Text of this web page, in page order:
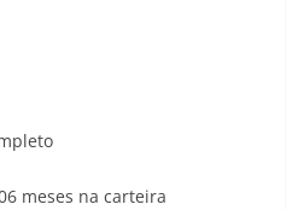
meses na carteira